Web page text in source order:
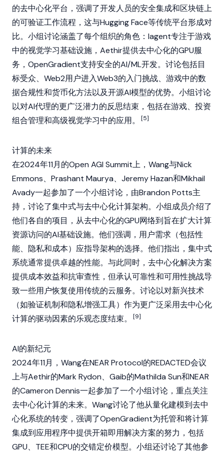
的去中心化平台，强调了开发人员的安全集成和区块链上
的可验证工作流程，这与Hugging Face等传统平台形成对
比。小组讨论涵盖了每个组织的角色：Iagent专注于游戏
中的视觉学习基础设施， Aethir提供去中心化的GPU服
务，OpenGradient支持安全的AI/ML开发。讨论包括目
标受众、Web2用户进入Web3的入门挑战、游戏中的数
据合规性和货币化方法以及开源AI模型的优势。小组讨论
以对AI代理的更广泛潜力的反思结束，包括在游戏、投资
组合管理和高级视觉学习中的应用。
[5]
计算的未来
在2024年11月的Open AGI Summit上，Wang与Nick
Emmons、Prashant Maurya、Jeremy Hazan和Mikhail
Avady一起参加了一个小组讨论，由Brandon Potts主
持，讨论了集中式与去中心化计算架构。小组成员介绍了
他们各自的项目，从去中心化的GPU网络到旨在扩大计算
资源访问的AI基础设施。他们强调，用户需求（包括性
能、隐私和成本）应指导架构的选择。他们指出，集中式
系统通常提供卓越的性能。与此同时，去中心化解决方案
提供成本效益和抗审查性，但承认可靠性和可用性挑战导
致一些用户恢复使用传统的云服务。讨论以对新兴技术
（如验证机制和隐私增强工具）作为更广泛采用去中心化
计算的驱动因素的乐观态度结束。
[9]
AI的新纪元
2024年11月，Wang在NEAR Protocol的REDACTED会议
上与Aethir的Mark Rydon、 Gaib的Mathilda Sun和NEAR
的Cameron Dennis一起参加了一个小组讨论，重点关注
去中心化计算的未来。Wang讨论了他从量化建模到去中
心化系统的转变，强调了OpenGradient为托管和将计算
集成到应用程序中提供开箱即用解决方案的努力，包括
GPU、TEE和CPU的交错定价模型。小组还讨论了其他参